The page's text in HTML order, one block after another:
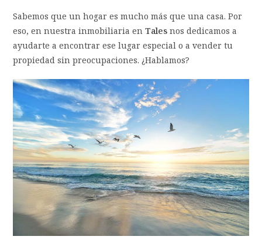
Sabemos que un hogar es mucho más que una casa. Por
eso, en nuestra inmobiliaria enTales nos dedicamos a
ayudarte a encontrar ese lugar especial o a vender tu
propiedad sin preocupaciones. ¿Hablamos?